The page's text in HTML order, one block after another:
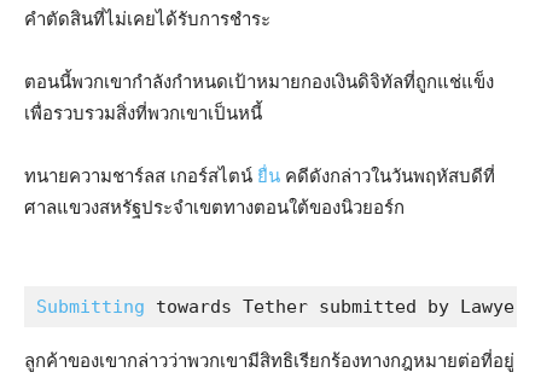
คำตัดสินที่ไม่เคยได้รับการชำระ
ตอนนี้พวกเขากำลังกำหนดเป้าหมายกองเงินดิจิทัลที่ถูกแช่แข็ง
เพื่อรวบรวมสิ่งที่พวกเขาเป็นหนี้
ทนายความชาร์ลส เกอร์สไตน์ ยื่น คดีดังกล่าวในวันพฤหัสบดีที่
ศาลแขวงสหรัฐประจำเขตทางตอนใต้ของนิวยอร์ก
Submitting towards Tether submitted by Lawyer
ลูกค้าของเขากล่าวว่าพวกเขามีสิทธิเรียกร้องทางกฎหมายต่อที่อยู่